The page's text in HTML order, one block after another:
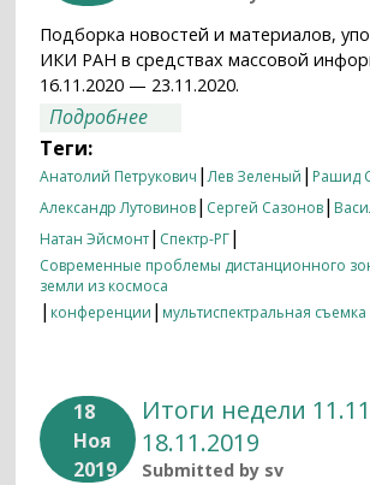
Подборка новостей и материалов,
ИКИ РАН в средствах массовой
16.11.2020 — 23.11.2020.
Подробнее
Теги:
Анатолий Петрукович |Лев Зеленый | Рашид
Александр Лутовинов| Сергей Сазонов|
Натан Эйсмонт| Спектр-РГ|
Современные проблемы дистанционного
земли из космоса
| конференции | мультиспектральная съемка
18
Ноя
2019
Итоги недели
18.11.2019
Submitted by sv